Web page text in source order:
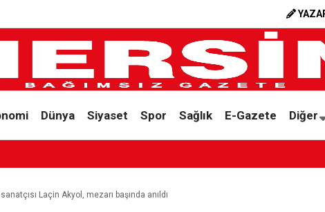
Dünya Siyaset Spor Sağlık E-Gazete Diğer
Laçin Akyol, mezarı başında anıldı